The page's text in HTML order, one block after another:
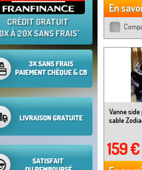
En
Vanne
sable
159 €
CRÉDIT GRATUIT
À 20X SANS FRAIS*